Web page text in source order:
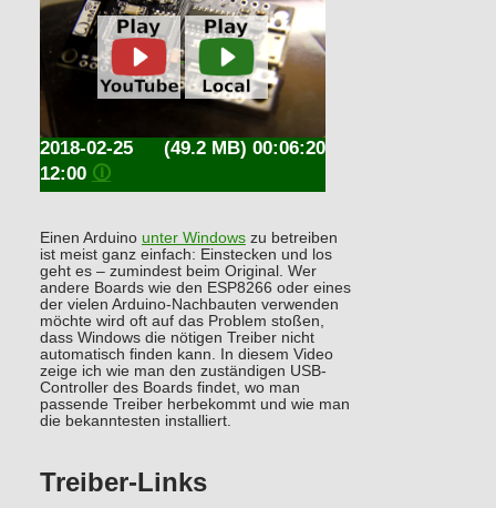
(49.2 MB) 00:06:20
2018-02-25
12:00 🛈
Einen Arduino unter Windowszu betreiben
ist meist ganz einfach: Einstecken und los
geht es – zumindest beim Original. Wer
andere Boards wie den ESP8266 oder eines
der vielen Arduino-Nachbauten verwenden
möchte wird oft auf das Problem stoßen,
dass Windows die nötigen Treiber nicht
automatisch finden kann. In diesem Video
zeige ich wie man den zuständigen USB-
Controller des Boards findet, wo man
passende Treiber herbekommt und wie man
die bekanntesten installiert.
Treiber-Links